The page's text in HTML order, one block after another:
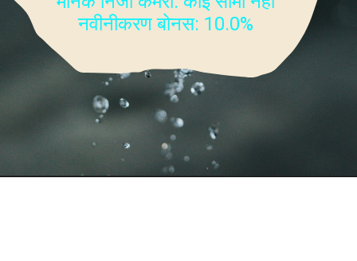
नवीनीकरण बोनस: 10.0%